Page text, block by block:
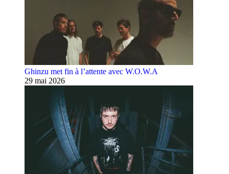
Ghinzu met fin à l’attente avec W.O.W.A
29 mai 2026